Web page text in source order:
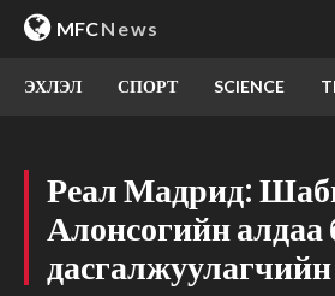
MFCNews
ЭХЛЭЛ СПОРТ SCIENCE
Реал Мадрид:
Алонсогийн алдаа